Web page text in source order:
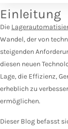
Einleitung
Die
Wandel, der von
steigenden
diesen neuen
Lage, die Effizienz,
erheblich zu
ermöglichen.
Dieser Blog befasst